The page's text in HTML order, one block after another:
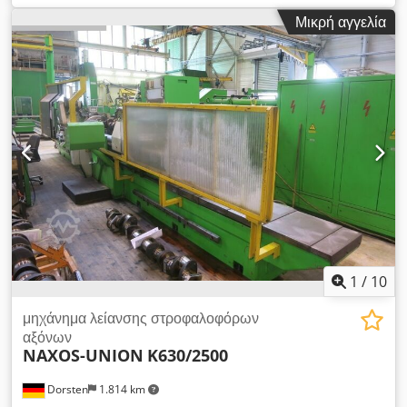
400 mm Άξονας U: 160 mm Άξονας W: 160 mm Μέγιστο
βάρος τεμαχίου: 1000 kg Τροχός λείανσης: Εξωτερική
διάμετρος (καινούργιος): 1050 mm Μέγιστο πλάτος: 120 mm
Διάμετρος οπής: 304,8 mm Περιφερειακή ταχύτητα τροχού
λείανσης: 6-50 RPM Εξαρτήματα: - Σύστημα μέτρησης
Dedpfewz Rg Dsx Ah Rjkr - Κεντροφορέας - Σύστημα ψύξης -
Τεκμηρίωση
Μικρή αγγελία
1 / 10
Dorsten 1.814 km
μηχάνημα λείανσης στροφαλοφόρων
αξόνων
NAXOS-UNION K630/2500